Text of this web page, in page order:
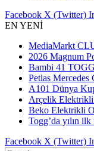
Facebook X (Twitter)
EN YENİ
MediaMarkt
2026 Magnum
Bambi 41
Petlas Mercedes
A101 Dünya
Arçelik
Beko Elektrikli
Togg’da yılın ilk
Facebook X (Twitter)